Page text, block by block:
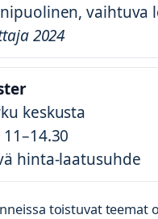
vaihtuva
2024
keskusta
11–14.30
hinta-laatusuhde
toistuvat teemat